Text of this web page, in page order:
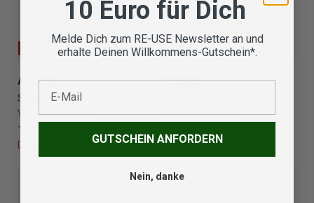
Arcteryx
Softshellhose für Damen
Verfügbare Größe:S
135,90 €
Du sparst 14,74 €
-10%
Arcteryx
Verfügbare Größe:L
Du sparst 11,41 €
10 Euro für Dich
Melde Dich zum RE-USE Newsletter an und
erhalte Deinen Willkommens-Gutschein*.
GUTSCHEIN ANFORDERN
Nein, danke